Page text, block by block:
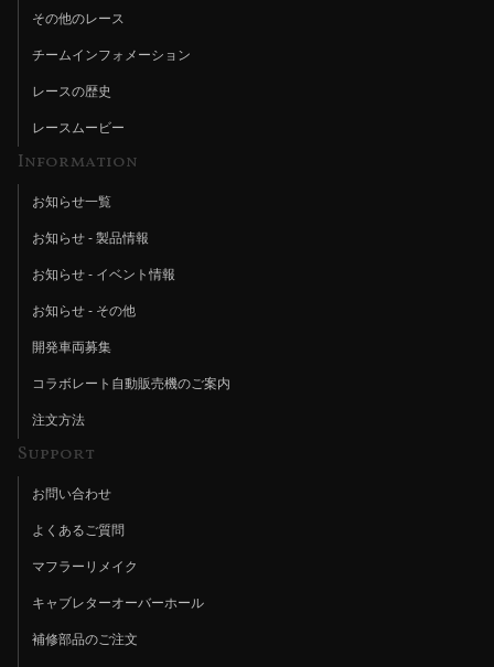
その他のレース
チームインフォメーション
レースの歴史
レースムービー
Information
お知らせ一覧
お知らせ - 製品情報
お知らせ - イベント情報
お知らせ - その他
開発車両募集
コラボレート自動販売機のご案内
注文方法
Support
お問い合わせ
よくあるご質問
マフラーリメイク
キャブレターオーバーホール
補修部品のご注文